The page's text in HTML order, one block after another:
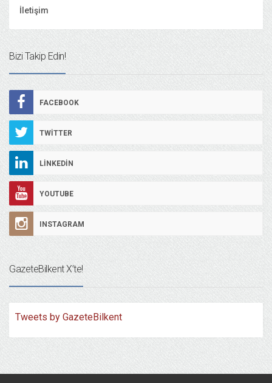
İletişim
Bizi Takip Edin!
FACEBOOK
TWITTER
LINKEDIN
YOUTUBE
INSTAGRAM
GazeteBilkent X’te!
Tweets by GazeteBilkent